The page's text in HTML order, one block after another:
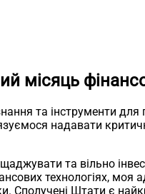
місяць
та інструменти
надавати
та вільно
технологіях, моя
Сполучені Штати є